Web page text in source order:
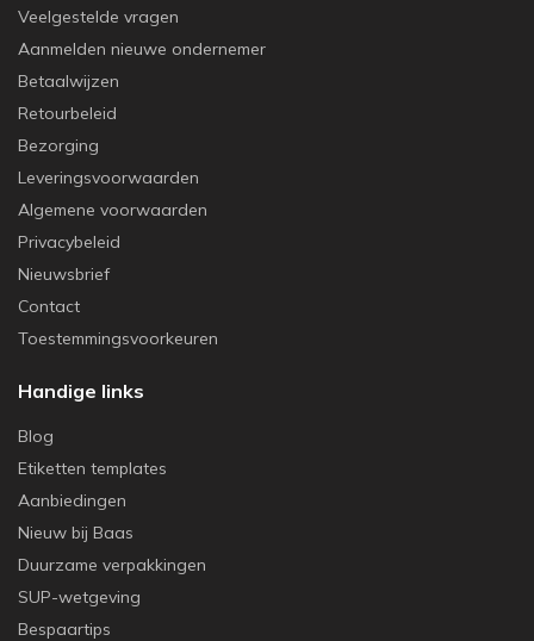
Veelgestelde vragen
Aanmelden nieuwe ondernemer
Betaalwijzen
Retourbeleid
Bezorging
Leveringsvoorwaarden
Algemene voorwaarden
Privacybeleid
Nieuwsbrief
Contact
Toestemmingsvoorkeuren
Handige links
Blog
Etiketten templates
Aanbiedingen
Nieuw bij Baas
Duurzame verpakkingen
SUP-wetgeving
Bespaartips